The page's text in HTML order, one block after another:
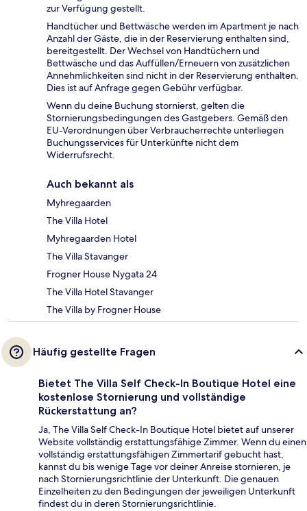
zur Verfügung gestellt.
Handtücher und Bettwäsche werden im Apartment je nach
Anzahl der Gäste, die in der Reservierung enthalten sind,
bereitgestellt. Der Wechsel von Handtüchern und
Bettwäsche und das Auffüllen/Erneuern von zusätzlichen
Annehmlichkeiten sind nicht in der Reservierung enthalten.
Dies ist auf Anfrage gegen Gebühr verfügbar.
Wenn du deine Buchung stornierst, gelten die
Stornierungsbedingungen des Gastgebers. Gemäß den
EU-Verordnungen über Verbraucherrechte unterliegen
Buchungsservices für Unterkünfte nicht dem
Widerrufsrecht.
Auch bekannt als
Myhregaarden
The Villa Hotel
Myhregaarden Hotel
The Villa Stavanger
Frogner House Nygata 24
The Villa Hotel Stavanger
The Villa by Frogner House
Häufig gestellte Fragen
Bietet The Villa Self Check-In Boutique Hotel eine
kostenlose Stornierung und vollständige
Rückerstattung an?
Ja, The Villa Self Check-In Boutique Hotel bietet auf unserer
Website vollständig erstattungsfähige Zimmer. Wenn du einen
vollständig erstattungsfähigen Zimmertarif gebucht hast,
kannst du bis wenige Tage vor deiner Anreise stornieren, je
nach Stornierungsrichtlinie der Unterkunft. Die genauen
Einzelheiten zu den Bedingungen der jeweiligen Unterkunft
findest du in deren Stornierungsrichtlinie.